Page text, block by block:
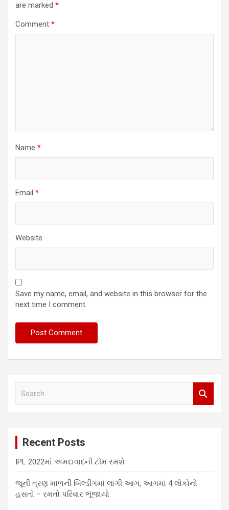
are marked *
Comment *
Name *
Email *
Website
Save my name, email, and website in this browser for the
next time I comment.
Recent Posts
IPL 2022માં અમદાવાદની ટીમ રમશે
જૂની ત્રણ માળની બિલ્ડીંગમાં લાગી આગ, આગમાં 4 લોકોનો
હસતો – રમતો પરિવાર ભૂંજાયો